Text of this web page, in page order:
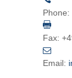
Phone:
Fax:
Email: